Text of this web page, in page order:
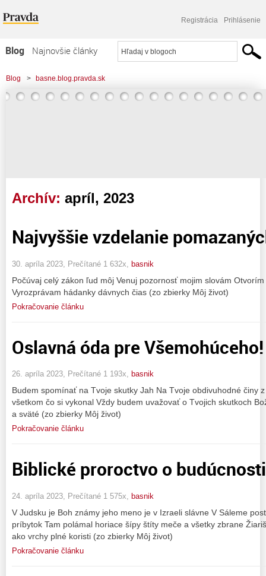
Registrácia Prihlásenie
Blog
Najnovšie články
Najčítanejšie články
Najkomentovanejšie články
Blog > basne.blog.pravda.sk
Archív: apríl, 2023
Najvyššie vzdelanie
30. apríla 2023, Prečítané 1 632x, basnik
Počúvaj celý zákon ľud môj Venuj pozornosť mojim slovám
Vyrozprávam hádanky dávnych čias (zo zbierky Môj život)
Pokračovanie článku
Oslavná óda pre Všemohúceho!
26. apríla 2023, Prečítané 1 193x, basnik
Budem spomínať na Tvoje skutky Jah Na Tvoje obdivuhodné činy
všetkom čo si vykonal Vždy budem uvažovať o Tvojich skutkoch
a sväté (zo zbierky Môj život)
Pokračovanie článku
Biblické proroctvo o
24. apríla 2023, Prečítané 1 575x, basnik
V Judsku je Boh známy jeho meno je v Izraeli slávne V Sáleme
príbytok Tam polámal horiace šípy štíty meče a všetky zbrane
ako vrchy plné koristi (zo zbierky Môj život)
Pokračovanie článku